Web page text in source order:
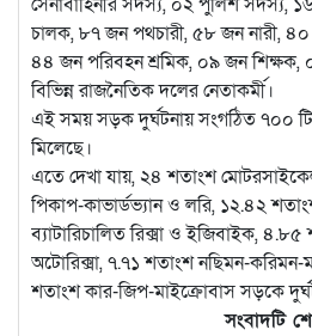
চালক, ৮৭ জন পথচারী, ৫৮ জন নারী, ৪০
৪৪ জন পরিবহন শ্রমিক, ০৯ জন
বিভিন্ন রাজনৈতিক দলের নেতাকর্মী।
এই সময় সড়ক দুর্ঘটনায় সংগঠিত ৭০০ টি
মিলেছে।
এতে দেখা যায়, ২৪ শতাংশ
পিকাপ-কাভার্ডভ্যান ও লরি, ১২.৪২
ব্যাটারিচালিত রিক্সা ও ইজিবাইক,
অটোরিক্সা, ৭.৭১ শতাংশ নছিমন-করিমন-
শতাংশ কার-জিপ-মাইক্রোবাস সড়কে
সংবাদটি